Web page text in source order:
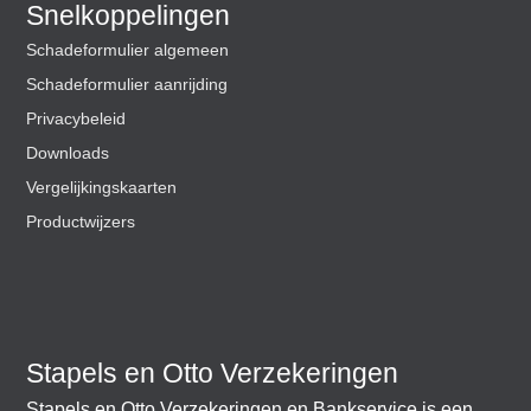
Stapels en Otto Verzekeringen
Snelkoppelingen
Schadeformulier algemeen
Schadeformulier aanrijding
Privacybeleid
Downloads
Vergelijkingskaarten
Productwijzers